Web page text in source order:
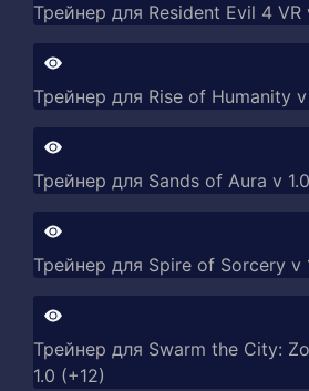
Трейнер для Resident Evil 4 VR
Трейнер для Rise of Humanity v
Трейнер для Sands of Aura v
Трейнер для Spire of Sorcery v
Трейнер для Swarm the City:
1.0 (+12)